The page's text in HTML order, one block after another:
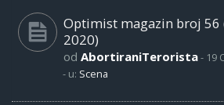
Optimist magazin broj 56
2020)
od AbortiraniTerorista- 19
- u: Scena